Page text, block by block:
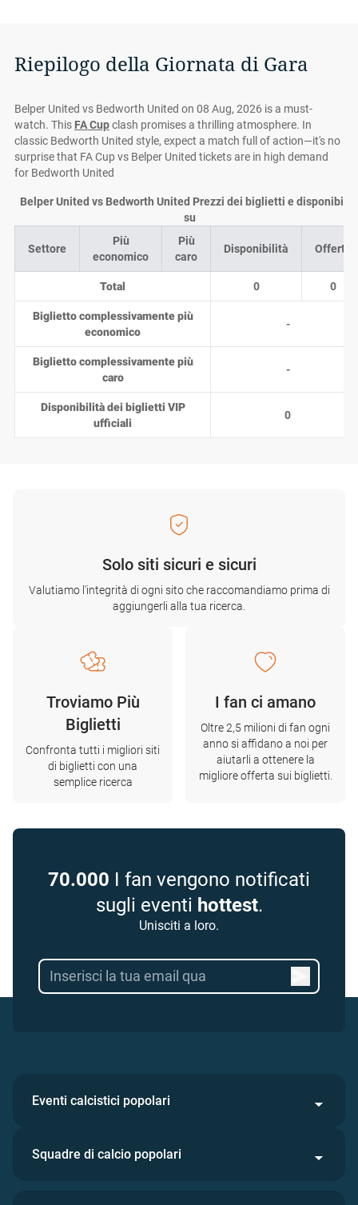
Riepilogo della Giornata di Gara
Belper United vs Bedworth United on 08 Aug, 2026 is a must-
watch. This FA Cupclash promises a thrilling atmosphere. In
classic Bedworth United style, expect a match full of action—it's no
surprise that FA Cup vs Belper United tickets are in high demand
for Bedworth United
Settore
Più
economico
Più
caro
Disponibilità Offerte
Total 0 0
Biglietto complessivamente più
economico
-
Biglietto complessivamente più
caro
-
Disponibilità dei biglietti VIP
ufficiali
0
Belper United vs Bedworth United Prezzi dei biglietti e
su
Solo siti sicuri e sicuri
Valutiamo l'integrità di ogni sito che raccomandiamo prima di
aggiungerli alla tua ricerca.
Troviamo Più
Biglietti
Confronta tutti i migliori siti
di biglietti con una
semplice ricerca
I fan ci amano
Oltre 2,5 milioni di fan ogni
anno si affidano a noi per
aiutarli a ottenere la
migliore offerta sui biglietti.
70.000 I fan vengono notificati
sugli eventi hottest.
Unisciti a loro.
Eventi calcistici popolari
Squadre di calcio popolari